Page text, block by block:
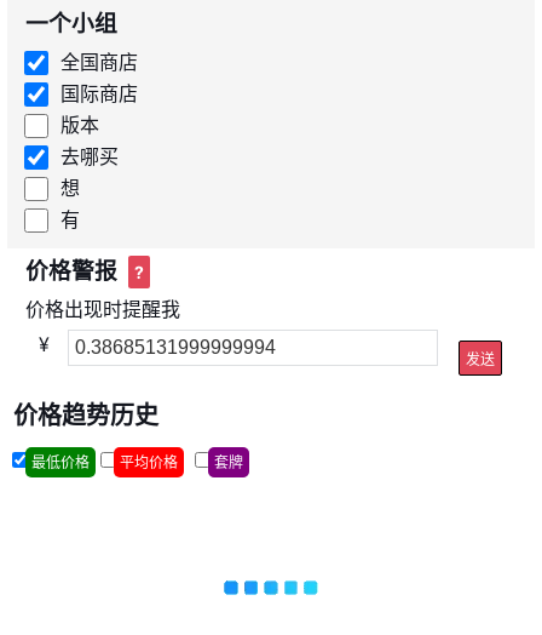
一个小组
全国商店
国际商店
版本
去哪买
想
有
价格警报 ?
价格出现时提醒我
¥
发送
价格趋势历史
最低价格 平均价格 套牌